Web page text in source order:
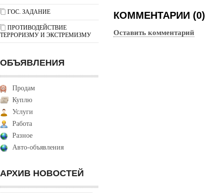
ГОС. ЗАДАНИЕ
ПРОТИВОДЕЙСТВИЕ
ТЕРРОРИЗМУ И ЭКСТРЕМИЗМУ
ОБЪЯВЛЕНИЯ
Продам
Куплю
Услуги
Работа
Разное
Авто-объявления
АРХИВ НОВОСТЕЙ
КОММЕНТАРИИ (0)
Оставить комментарий